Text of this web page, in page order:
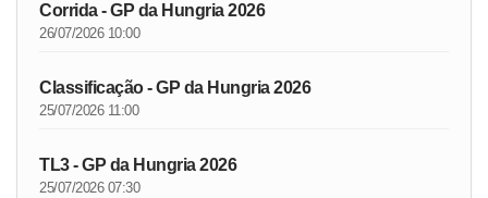
Corrida - GP da Hungria 2026
26/07/2026 10:00
Classificação - GP da Hungria 2026
25/07/2026 11:00
TL3 - GP da Hungria 2026
25/07/2026 07:30